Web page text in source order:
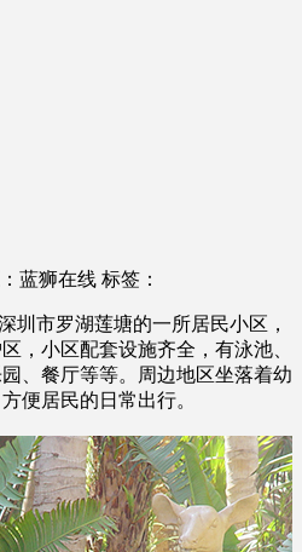
蓝狮在线 标签：
市罗湖莲塘的一所居民小区，
，小区配套设施齐全，有泳池、
、餐厅等等。周边地区坐落着幼
便居民的日常出行。